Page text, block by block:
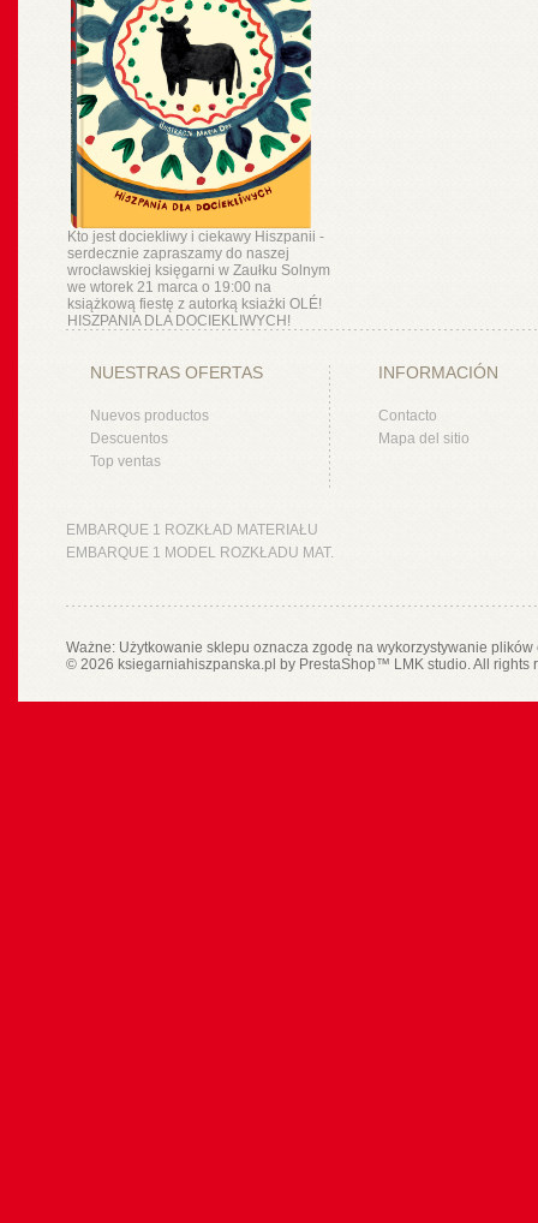
Kto jest dociekliwy i ciekawy Hiszpanii -
serdecznie zapraszamy do naszej
wrocławskiej księgarni w Zaułku Solnym
we wtorek 21 marca o 19:00 na
książkową fiestę z autorką ksiażki OLÉ!
HISZPANIA DLA DOCIEKLIWYCH!
NUESTRAS OFERTAS
Nuevos productos
Descuentos
Top ventas
INFORMACIÓN
Contacto
Mapa del sitio
EMBARQUE 1 ROZKŁAD MATERIAŁU
EMBARQUE 1 MODEL ROZKŁADU MAT.
Ważne: Użytkowanie sklepu oznacza zgodę na wykorzystywanie
© 2026 ksiegarniahiszpanska.pl by PrestaShop™ LMK studio. All rights